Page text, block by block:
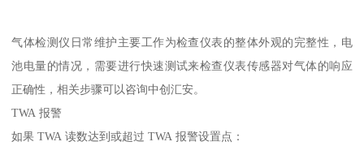
气体检测仪日常维护主要工作为检查仪表的整体外观的完整性，电
池电量的情况，需要进行快速测试来检查仪表传感器对气体的响应
正确性，相关步骤可以咨询中创汇安。
TWA 报警
如果 TWA 读数达到或超过 TWA 报警设置点：